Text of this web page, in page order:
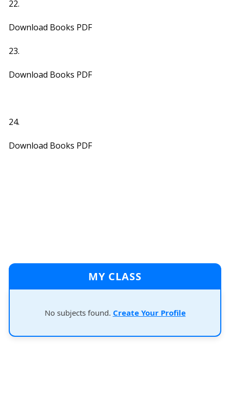
22.
Download Books PDF
23.
Download Books PDF
24.
Download Books PDF
MY CLASS
No subjects found. Create Your Profile